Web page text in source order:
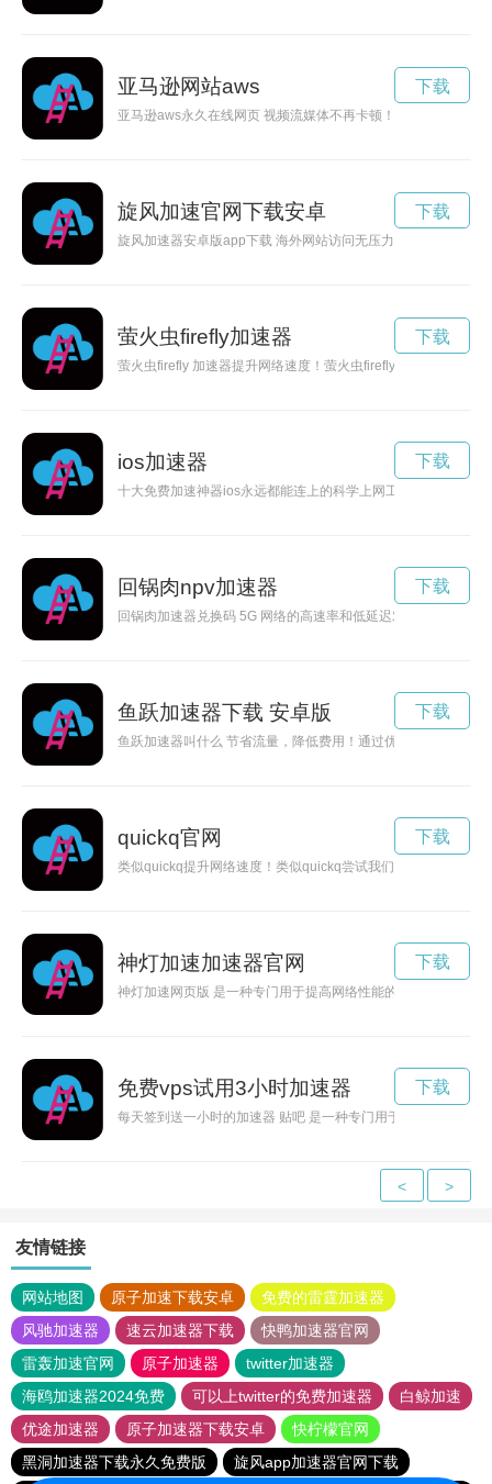
亚马逊网站aws
亚马逊aws永久在线网页 视频流媒体不再卡顿！享受高清视频
下载
旋风加速官网下载安卓
旋风加速器安卓版app下载 海外网站访问无压力！解锁全球内
下载
萤火虫firefly加速器
萤火虫firefly 加速器提升网络速度！萤火虫firefly 加速器尝试我
下载
ios加速器
十大免费加速神器ios永远都能连上的科学上网工具，稳定运营
下载
回锅肉npv加速器
回锅肉加速器兑换码 5G 网络的高速率和低延迟对网络加速器
下载
鱼跃加速器下载 安卓版
鱼跃加速器叫什么 节省流量，降低费用！通过优化网络连接，
下载
quickq官网
类似quickq提升网络速度！类似quickq尝试我们的加速器软件
下载
神灯加速加速器官网
神灯加速网页版 是一种专门用于提高网络性能的设备。 神灯加
下载
免费vps试用3小时加速器
每天签到送一小时的加速器 贴吧 是一种专门用于提高网络性能
下载
< >
友情链接
网站地图 原子加速下载安卓
免费的雷霆加速器
风驰加速器
速云加速器下载
快鸭加速器官网
雷轰加速官网
原子加速器
twitter加速器
海鸥加速器2024免费
可以上twitter的免费加速器
白鲸加速
优途加速器
原子加速器下载安卓
快柠檬官网
黑洞加速器下载永久免费版
旋风app加速器官网下载